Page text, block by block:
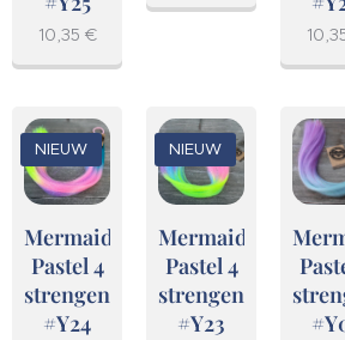
10,35 €
Mermaid
Pastel 4
strengen
#Y24
NIEUW
Mermaid
Pastel 4
strengen
#Y23
NIEUW